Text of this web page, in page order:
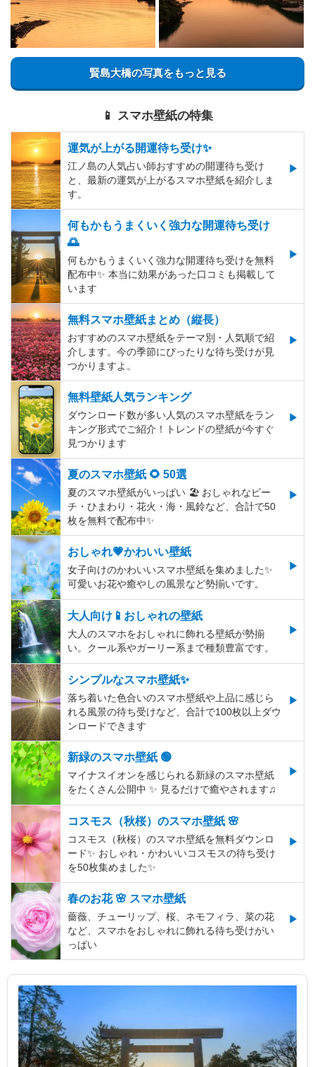
賢島大橋の写真をもっと見る
📱 スマホ壁紙の特集
運気が上がる開運待ち受け✨
江ノ島の人気占い師おすすめの開運待ち受け
と、最新の運気が上がるスマホ壁紙を紹介しま
す。
何もかもうまくいく強力な開運待ち受け
🌅
何もかもうまくいく強力な開運待ち受けを無料
配布中✨️ 本当に効果があった口コミも掲載して
います
無料スマホ壁紙まとめ（縦長）
おすすめのスマホ壁紙をテーマ別・人気順で紹
介します。今の季節にぴったりな待ち受けが見
つかりますよ。
無料壁紙人気ランキング
ダウンロード数が多い人気のスマホ壁紙をラン
キング形式でご紹介！トレンドの壁紙が今すぐ
見つかります
夏のスマホ壁紙 🌻 50選
夏のスマホ壁紙がいっぱい 🏖 おしゃれなビー
チ・ひまわり・花火・海・風鈴など、合計で50
枚を無料で配布中✨
おしゃれ💗かわいい壁紙
女子向けのかわいいスマホ壁紙を集めました✨
可愛いお花や癒やしの風景など勢揃いです。
大人向け📱おしゃれの壁紙
大人のスマホをおしゃれに飾れる壁紙が勢揃
い。クール系やガーリー系まで種類豊富です。
シンプルなスマホ壁紙✨
落ち着いた色合いのスマホ壁紙や上品に感じら
れる風景の待ち受けなど、合計で100枚以上ダウ
ンロードできます
新緑のスマホ壁紙 🟢
マイナスイオンを感じられる新緑のスマホ壁紙
をたくさん公開中 ✨ 見るだけで癒やされます♫
コスモス（秋桜）のスマホ壁紙 🌸
コスモス（秋桜）のスマホ壁紙を無料ダウンロ
ード✨️ おしゃれ・かわいいコスモスの待ち受け
を50枚集めました✨️
春のお花 🌸 スマホ壁紙
薔薇、チューリップ、桜、ネモフィラ、菜の花
など、スマホをおしゃれに飾れる待ち受けがい
っぱい